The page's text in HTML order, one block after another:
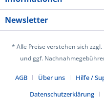
Newsletter
* Alle Preise verstehen sich
und ggf.
AGB Über uns Hilfe /
Datenschutzerklärung